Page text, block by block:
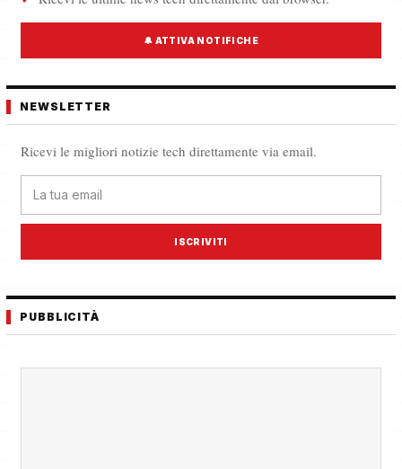
🔔 ATTIVA NOTIFICHE
NEWSLETTER
Ricevi le migliori notizie tech direttamente via email.
ISCRIVITI
PUBBLICITÀ